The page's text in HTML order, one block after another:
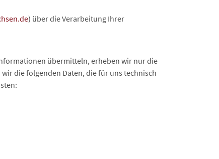
) über die Verarbeitung Ihrer
übermitteln, erheben wir nur die
die folgenden Daten, die für uns technisch